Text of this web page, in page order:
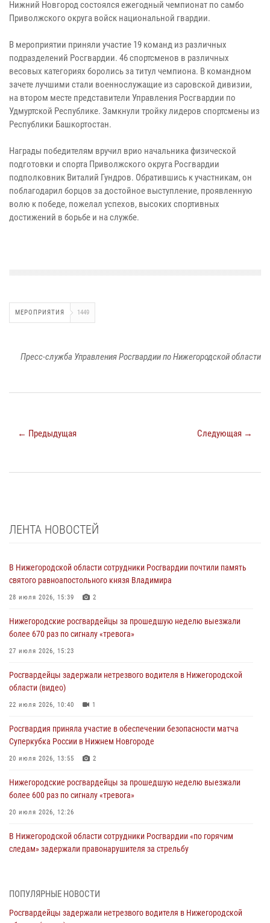
Нижний Новгород состоялся ежегодный чемпионат по самбо
Приволжского округа войск национальной гвардии.
В мероприятии приняли участие 19 команд из различных
подразделений Росгвардии. 46 спортсменов в различных
весовых категориях боролись за титул чемпиона. В командном
зачете лучшими стали военнослужащие из саровской дивизии,
на втором месте представители Управления Росгвардии по
Удмуртской Республике. Замкнули тройку лидеров спортсмены из
Республики Башкортостан.
Награды победителям вручил врио начальника физической
подготовки и спорта Приволжского округа Росгвардии
подполковник Виталий Гундров. Обратившись к участникам, он
поблагодарил борцов за достойное выступление, проявленную
волю к победе, пожелал успехов, высоких спортивных
достижений в борьбе и на службе.
МЕРОПРИЯТИЯ 1449
Пресс-служба Управления Росгвардии по Нижегородской области
← Предыдущая Следующая →
ЛЕНТА НОВОСТЕЙ
В Нижегородской области сотрудники Росгвардии почтили память
святого равноапостольного князя Владимира
28 июля 2026, 15:39 2
Нижегородские росгвардейцы за прошедшую неделю выезжали
более 670 раз по сигналу «тревога»
27 июля 2026, 15:23
Росгвардейцы задержали нетрезвого водителя в Нижегородской
области (видео)
22 июля 2026, 10:40 1
Росгвардия приняла участие в обеспечении безопасности матча
Суперкубка России в Нижнем Новгороде
20 июля 2026, 13:55 2
Нижегородские росгвардейцы за прошедшую неделю выезжали
более 600 раз по сигналу «тревога»
20 июля 2026, 12:26
В Нижегородской области сотрудники Росгвардии «по горячим
следам» задержали правонарушителя за стрельбу
В Нижегородской области продолжаются мероприятия в рамках
16 июля 2026, 05:00
ПОПУЛЯРНЫЕ НОВОСТИ
Росгвардейцы задержали нетрезвого водителя в Нижегородской